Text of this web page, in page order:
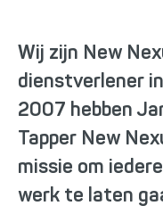
Wij zijn New
dienstverlener
2007 hebben
Tapper New
missie om
werk te laten